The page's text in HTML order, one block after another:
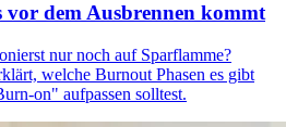
vor dem Ausbrennen kommt
nur noch auf Sparflamme?
welche Burnout Phasen es gibt
on" aufpassen solltest.